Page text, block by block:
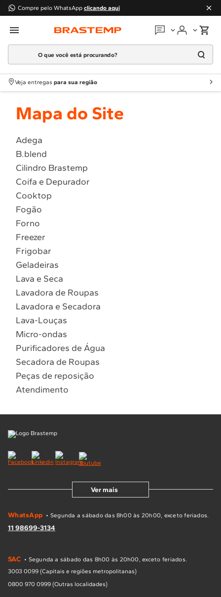
Compre pelo WhatsApp clicando aqui
Em que podemos
Atendimento Brastemp
Localizar assistência técnica
O que você está procurando?
Termos mais buscados
1º Geladeira
2
Fogao
4 º Lava Louça
5 º Cooktop
6º Microondas Brastemp
7º Forno
8º Embutir
9º Lava Seca
Veja entregas para sua região
Mapa do Site
Adega
B.blend
Cilindro Brastemp
Coifa e Depurador
Cooktop
Fogão
Forno
Freezer
Frigobar
Geladeiras
Lava e Seca
Lavadora de Roupas
Lavadora e Secadora
Lava-Louças
Micro-ondas
Purificadores de Água
Secadora de Roupas
Peças de reposição
Atendimento
Ver mais
WhatsApp • Segunda a sábado das 8h00 às 20h00, exceto feriados.
11 98699-3134
SAC • Segunda a sábado das 8h00 às 20h00, exceto feriados.
3003 0099 (Capitais e regiões metropolitanas)
0800 970 0999 (Outras localidades)